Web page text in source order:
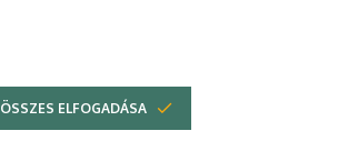
ÖSSZES ELFOGADÁSA